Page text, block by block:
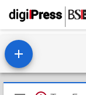
Mirador